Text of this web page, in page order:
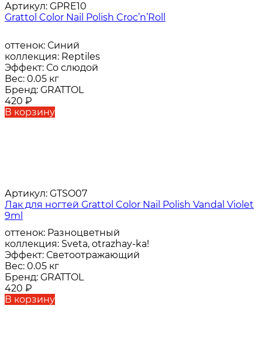
Артикул: GPRE10
Grattol Color Nail Polish Croc’n’Roll
оттенок: Синий
коллекция: Reptiles
Эффект: Со слюдой
Вес: 0.05 кг
Бренд: GRATTOL
420 ₽
В корзину
Артикул: GTSO07
Лак для ногтей Grattol Color Nail Polish Vandal Violet
9ml
оттенок: Разноцветный
коллекция: Sveta, otrazhay-ka!
Эффект: Светоотражающий
Вес: 0.05 кг
Бренд: GRATTOL
420 ₽
В корзину